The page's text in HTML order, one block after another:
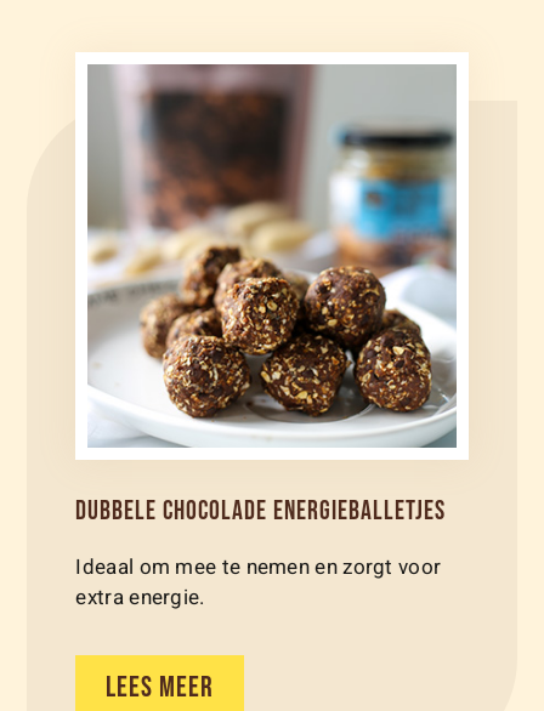
DUBBELE CHOCOLADE ENERGIEBALLETJES
Ideaal om mee te nemen en zorgt voor
extra energie.
LEES MEER